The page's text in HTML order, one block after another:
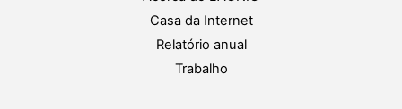
Casa da Internet
Relatório anual
Trabalho